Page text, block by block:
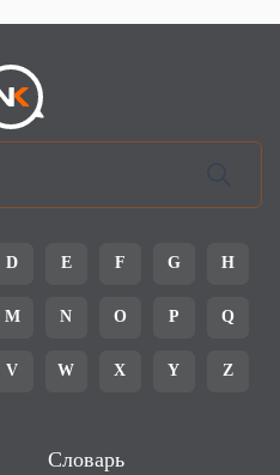
D E F G H
M N O P Q
V W X Y Z
Словарь